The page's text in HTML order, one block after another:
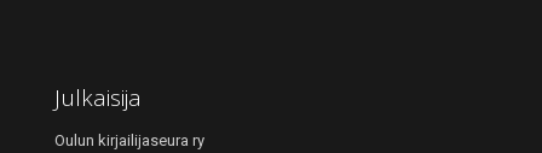
Julkaisija
Oulun kirjailijaseura ry